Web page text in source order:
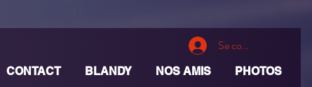
Se connecter
CONTACT BLANDY NOS AMIS PHOTOS